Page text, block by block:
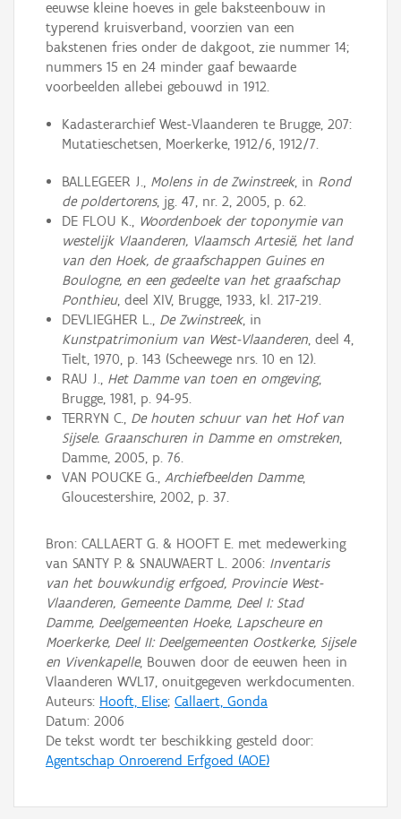
eeuwse kleine hoeves in gele baksteenbouw in
typerend kruisverband, voorzien van een
bakstenen fries onder de dakgoot, zie nummer 14;
nummers 15 en 24 minder gaaf bewaarde
voorbeelden allebei gebouwd in 1912.
Kadasterarchief West-Vlaanderen te Brugge, 207:
Mutatieschetsen, Moerkerke, 1912/6, 1912/7.
BALLEGEER J., Molens in de Zwinstreek, in Rond
de poldertorens, jg. 47, nr. 2, 2005, p. 62.
DE FLOU K., Woordenboek der toponymie van
westelijk Vlaanderen, Vlaamsch Artesië, het land
van den Hoek, de graafschappen Guines en
Boulogne, en een gedeelte van het graafschap
Ponthieu, deel XIV, Brugge, 1933, kl. 217-219.
DEVLIEGHER L., De Zwinstreek, in
Kunstpatrimonium van West-Vlaanderen, deel 4,
Tielt, 1970, p. 143 (Scheewege nrs. 10 en 12).
RAU J., Het Damme van toen en omgeving,
Brugge, 1981, p. 94-95.
TERRYN C., De houten schuur van het Hof van
Sijsele. Graanschuren in Damme en omstreken,
Damme, 2005, p. 76.
VAN POUCKE G., Archiefbeelden Damme,
Gloucestershire, 2002, p. 37.
Bron: CALLAERT G. & HOOFT E. met medewerking
van SANTY P. & SNAUWAERT L. 2006: Inventaris
van het bouwkundig erfgoed, Provincie West-
Vlaanderen, Gemeente Damme, Deel I: Stad
Damme, Deelgemeenten Hoeke, Lapscheure en
Moerkerke, Deel II: Deelgemeenten Oostkerke, Sijsele
en Vivenkapelle, Bouwen door de eeuwen heen in
Vlaanderen WVL17, onuitgegeven werkdocumenten.
Auteurs: Hooft, Elise; Callaert, Gonda
Datum: 2006
De tekst wordt ter beschikking gesteld door:
Agentschap Onroerend Erfgoed (AOE)